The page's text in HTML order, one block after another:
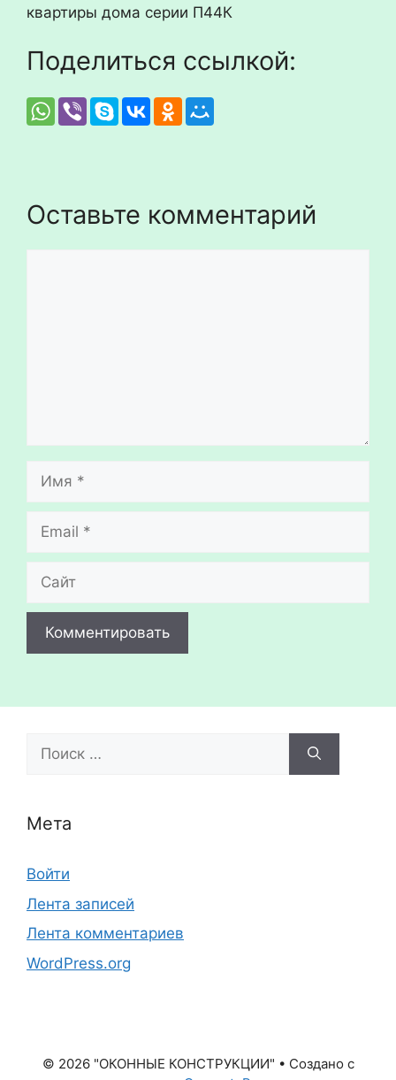
квартиры дома серии П44К
Поделиться ссылкой:
Оставьте комментарий
Имя
Email
Сайт
Поиск:
Мета
Войти
Лента записей
Лента комментариев
WordPress.org
© 2026 "ОКОННЫЕ КОНСТРУКЦИИ" • Создано с